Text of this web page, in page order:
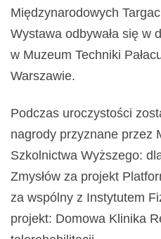
Międzynarodowych
Wystawa odbywała się w
w Muzeum Techniki
Warszawie.
Podczas uroczystości
nagrody przyznane przez
Szkolnictwa Wyższego:
Zmysłów za projekt
za wspólny z Instytutem
projekt: Domowa Klinika